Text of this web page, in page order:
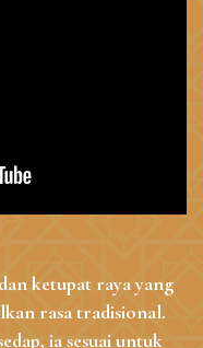
ketupat raya yang
rasa tradisional.
ia sesuai untuk